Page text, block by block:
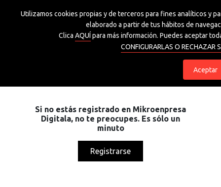
Grupo Spri
eu es
Si no estás registrado en Mikroenpresa
Digitala, no te preocupes. Es sólo un
minuto
Registrarse
Utilizamos cookies propias y de terceros para fines analíticos y
elaborado a partir de tus hábitos de
Clica AQUÍpara más información. Puedes aceptar
CONFIGURARLAS O RECHAZAR
Aceptar